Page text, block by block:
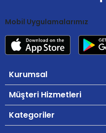
Mobil Uygulamalarımız
Kurumsal
Müşteri Hizmetleri
Kategoriler